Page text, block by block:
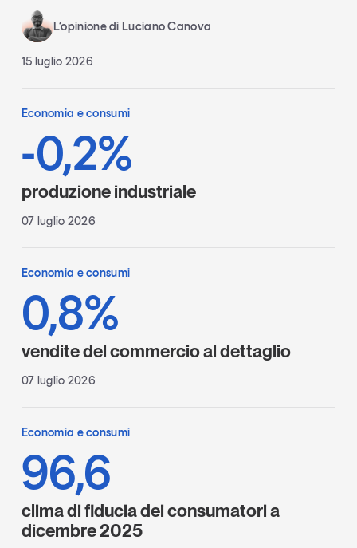
L’opinione di Luciano Canova
15 luglio 2026
Economia e consumi
-0,2%
produzione industriale
07 luglio 2026
Economia e consumi
0,8%
vendite del commercio al dettaglio
07 luglio 2026
Economia e consumi
96,6
clima di fiducia dei consumatori a
dicembre 2025